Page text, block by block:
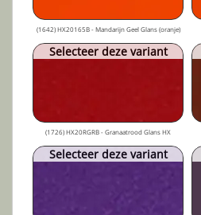
(1642) HX20165B - Mandarijn Geel Glans (oranje)
Selecteer deze variant
(1726) HX20RGRB - Granaatrood Glans HX
Selecteer deze variant